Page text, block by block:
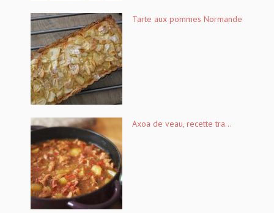
Tarte aux pommes Normande
Axoa de veau, recette tra...